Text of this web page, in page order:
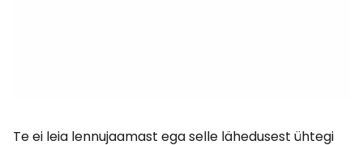
Te ei leia lennujaamast ega selle lähedusest ühtegi